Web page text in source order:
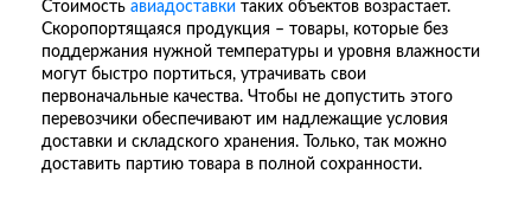
Стоимость авиадоставки таких объектов возрастает.
Скоропортящаяся продукция – товары, которые без
поддержания нужной температуры и уровня влажности
могут быстро портиться, утрачивать свои
первоначальные качества. Чтобы не допустить этого
перевозчики обеспечивают им надлежащие условия
доставки и складского хранения. Только, так можно
доставить партию товара в полной сохранности.